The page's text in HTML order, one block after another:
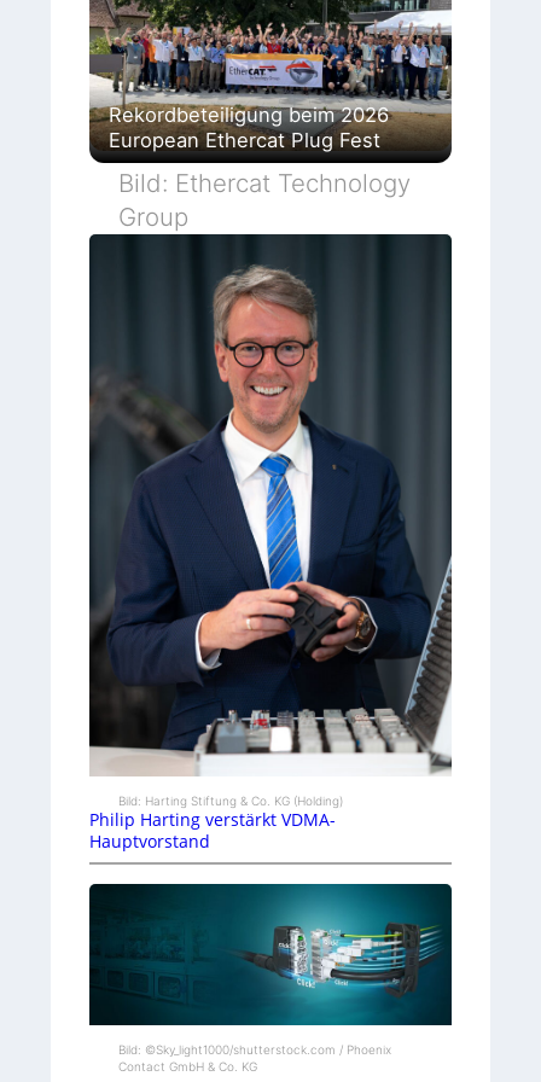
Rekordbeteiligung beim 2026
European Ethercat Plug Fest
Bild: Ethercat Technology
Group
Bild: Harting Stiftung & Co. KG (Holding)
Philip Harting verstärkt VDMA-
Hauptvorstand
Bild: ©Sky_light1000/shutterstock.com / Phoenix
Contact GmbH & Co. KG